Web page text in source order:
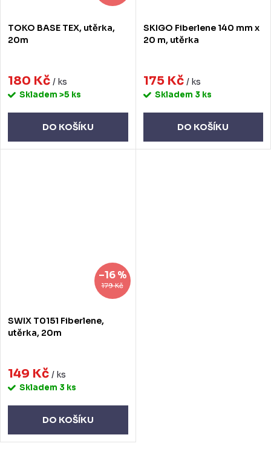
TOKO BASE TEX, utěrka,
20m
180 Kč / ks
Skladem >5 ks
DO KOŠÍKU
SKIGO Fiberlene 140 mm x
20 m, utěrka
175 Kč / ks
Skladem 3 ks
DO KOŠÍKU
179 Kč
–16 %
SWIX T0151 Fiberlene,
utěrka, 20m
149 Kč / ks
Skladem 3 ks
DO KOŠÍKU